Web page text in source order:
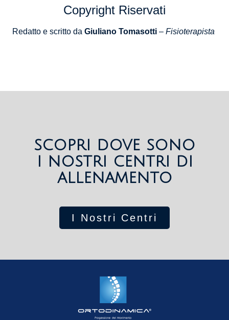
Copyright Riservati
Redatto e scritto da Giuliano Tomasotti – Fisioterapista
scopri dove sono
i nostri centri di
allenamento
I Nostri Centri